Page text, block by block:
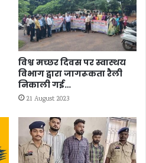
विश्व मच्छर दिवस पर स्वास्थय
विभाग द्वारा जागरूकता रैली
निकाली गई…
21 August 2023